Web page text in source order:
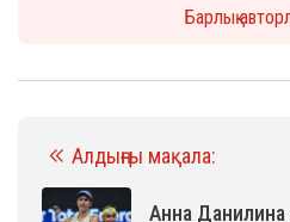
Барлық
Алдыңғы мақала:
Анна Данилина